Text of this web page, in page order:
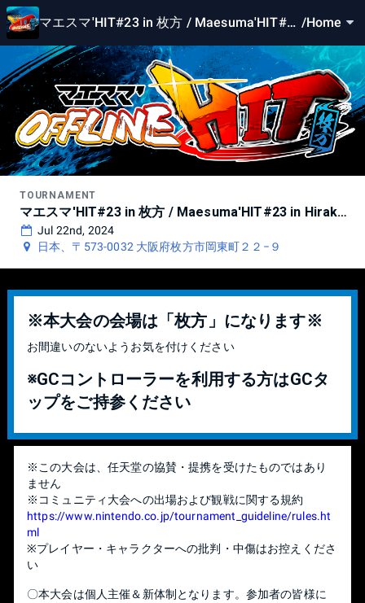
マエスマ'HIT#23 in 枚方 / Maesuma'HIT#2 /Home
TOURNAMENT
マエスマ'HIT#23 in 枚方 / Maesuma'HIT#23 in Hirakata
Jul 22nd, 2024
日本、〒573-0032 大阪府枚方市岡東町２２−９
※本大会の会場は「枚方」になります※
お間違いのないようお気を付けください
※GCコントローラーを利用する方はGCタ
ップをご持参ください
※この大会は、任天堂の協賛・提携を受けたものではあり
ません
※コミュニティ大会への出場および観戦に関する規約
https://www.nintendo.co.jp/tournament_guideline/rules.ht
ml
※プレイヤー・キャラクターへの批判・中傷はお控えくださ
い
〇本大会は個人主催＆新体制となります。参加者の皆様に